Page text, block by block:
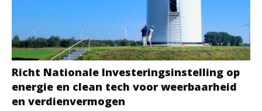
Richt Nationale Investeringsinstelling op
energie en clean tech voor weerbaarheid
en verdienvermogen